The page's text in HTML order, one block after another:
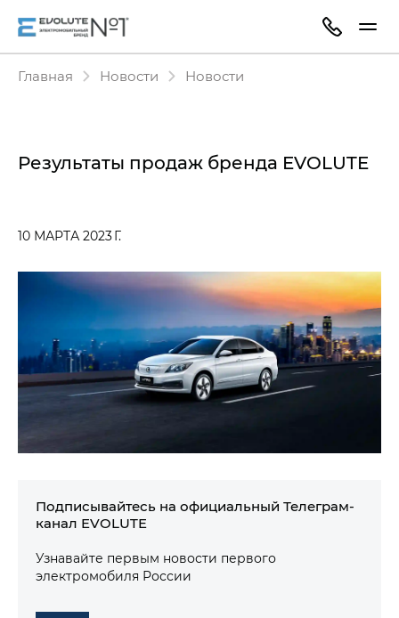
Главная Новости Новости
Результаты продаж бренда EVOLUTE
10 МАРТА 2023 Г.
Подписывайтесь на официальный Телеграм-
канал EVOLUTE
Узнавайте первым новости первого
электромобиля России